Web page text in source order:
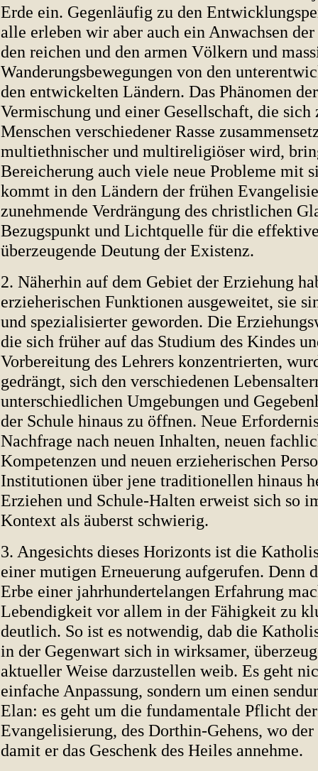
Erde ein. Gegenläufig zu den
alle erleben wir aber auch ein Anwachsen
den reichen und den armen Völkern und
Wanderungsbewegungen von den
den entwickelten Ländern. Das Phänomen
Vermischung und einer Gesellschaft, die sich
Menschen verschiedener Rasse
multiethnischer und multireligiöser wird,
Bereicherung auch viele neue Probleme mit
kommt in den Ländern der frühen
zunehmende Verdrängung des christlichen
Bezugspunkt und Lichtquelle für die
überzeugende Deutung der Existenz.
2. Näherhin auf dem Gebiet der Erziehung
erzieherischen Funktionen ausgeweitet, sie
und spezialisierter geworden. Die
die sich früher auf das Studium des Kindes
Vorbereitung des Lehrers konzentrierten,
gedrängt, sich den verschiedenen
unterschiedlichen Umgebungen und
der Schule hinaus zu öffnen. Neue
Nachfrage nach neuen Inhalten, neuen
Kompetenzen und neuen erzieherischen
Institutionen über jene traditionellen hinaus
Erziehen und Schule-Halten erweist sich so
Kontext als äuberst schwierig.
3. Angesichts dieses Horizonts ist die
einer mutigen Erneuerung aufgerufen. Denn
Erbe einer jahrhundertelangen Erfahrung
Lebendigkeit vor allem in der Fähigkeit zu
deutlich. So ist es notwendig, dab die
in der Gegenwart sich in wirksamer,
aktueller Weise darzustellen weib. Es geht
einfache Anpassung, sondern um einen
Elan: es geht um die fundamentale Pflicht der
Evangelisierung, des Dorthin-Gehens, wo
damit er das Geschenk des Heiles annehme.